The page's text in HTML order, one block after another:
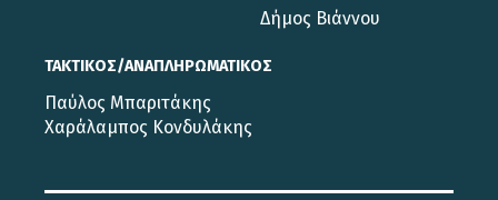
Δήμος Βιάννου
ΤΑΚΤΙΚΟΣ/ΑΝΑΠΛΗΡΩΜΑΤΙΚΟΣ
Παύλος Μπαριτάκης
Χαράλαμπος Κονδυλάκης